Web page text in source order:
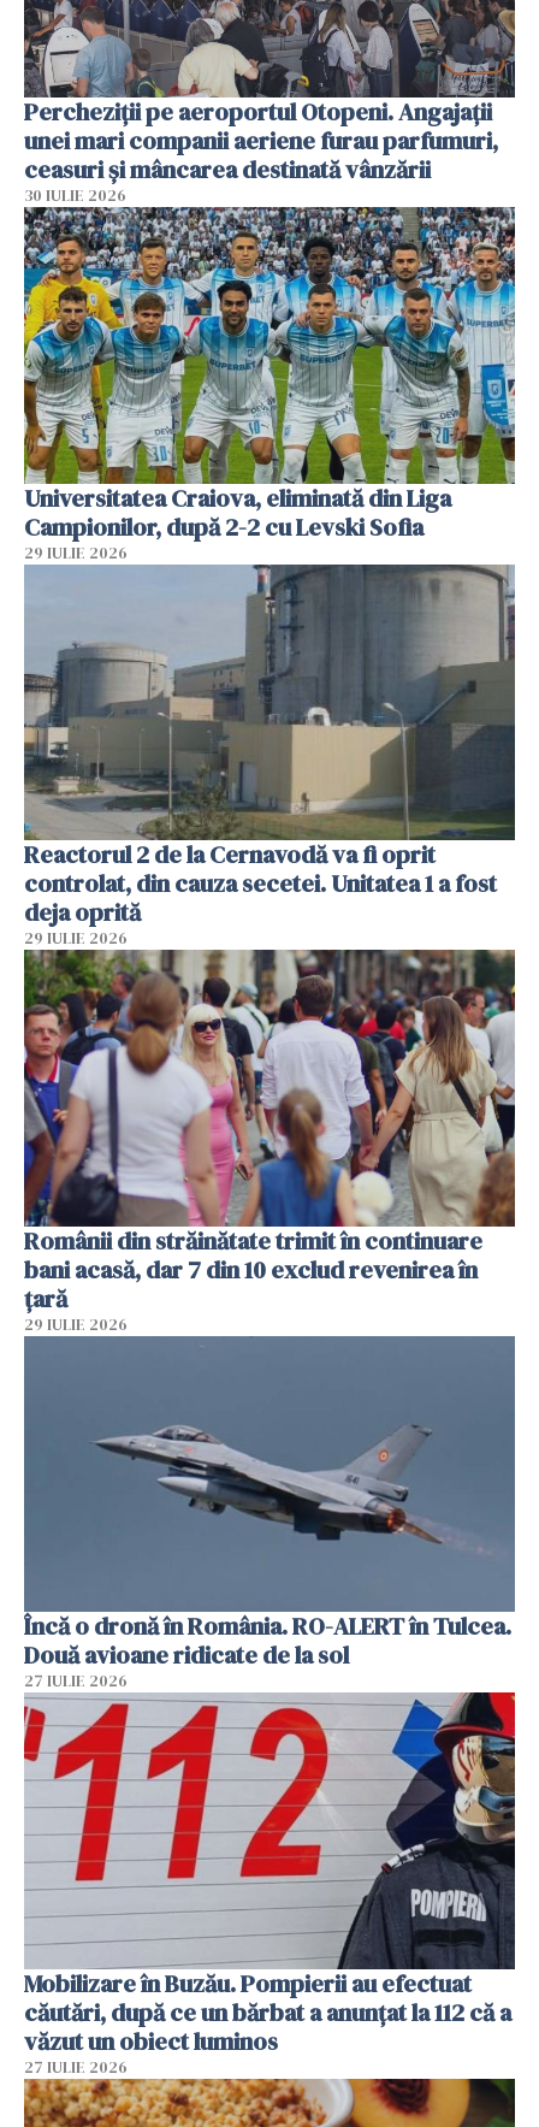
Percheziții pe aeroportul Otopeni. Angajații
unei mari companii aeriene furau parfumuri,
ceasuri și mâncarea destinată vânzării
30 IULIE 2026
Universitatea Craiova, eliminată din Liga
Campionilor, după 2-2 cu Levski Sofia
29 IULIE 2026
Reactorul 2 de la Cernavodă va fi oprit
controlat, din cauza secetei. Unitatea 1 a fost
deja oprită
29 IULIE 2026
Românii din străinătate trimit în continuare
bani acasă, dar 7 din 10 exclud revenirea în
țară
29 IULIE 2026
Încă o dronă în România. RO-ALERT în Tulcea.
Două avioane ridicate de la sol
27 IULIE 2026
Mobilizare în Buzău. Pompierii au efectuat
căutări, după ce un bărbat a anunțat la 112 că a
văzut un obiect luminos
27 IULIE 2026